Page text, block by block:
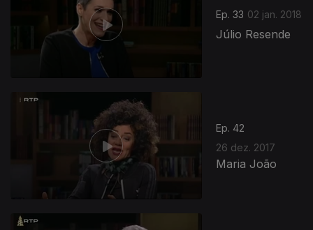
Ep. 33 02 jan. 2018
Júlio Resende
Ep. 42
26 dez. 2017
Maria João